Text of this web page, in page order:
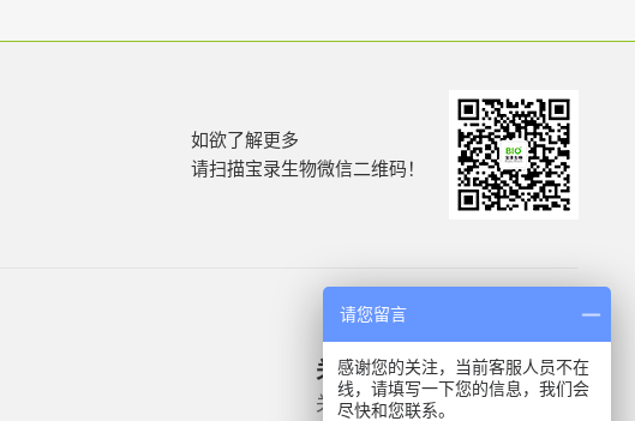
如欲了解更多
请扫描宝录生物微信二维码！
关于我们
关于我们
产品信息
微生物质控菌株
请您留言
感谢您的关注，当前客服人员不在
线，请填写一下您的信息，我们会
尽快和您联系。